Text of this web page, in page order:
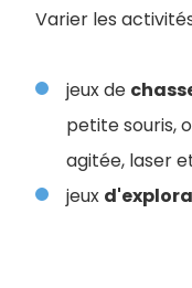
Varier les
jeux de
petite souris,
agitée, laser
jeux